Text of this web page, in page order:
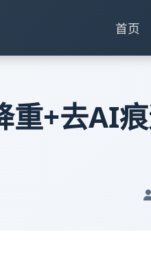
首页
重+去AI